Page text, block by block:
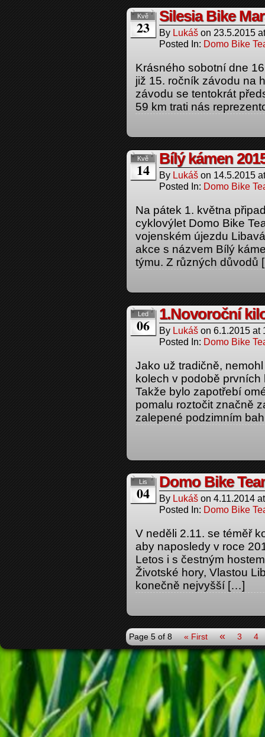
Kvě
23
Silesia Bike
By Lukáš on 23.5.2015
Posted In: Domo Bike
Krásného sobotní dne
již 15. ročník závodu na
závodu se tentokrát
59 km trati nás
Kvě
14
Bílý kámen
By Lukáš on 14.5.2015
Posted In: Domo Bike
Na pátek 1. května
cyklovýlet Domo Bike
vojenském újezdu
akce s názvem Bílý
týmu. Z různých důvodů
Led
06
1.Novoroční
By Lukáš on 6.1.2015 at
Posted In: Domo Bike
Jako už tradičně,
kolech v podobě
Takže bylo zapotřebí
pomalu roztočit značně
zalepené podzimním
Lis
04
Domo Bike
By Lukáš on 4.11.2014
Posted In: Domo Bike
V neděli 2.11. se téměř
aby naposledy v roce
Letos i s čestným
Životské hory, Vlastou
konečně nejvyšší […]
Page 5 of 8 « First « 3 4